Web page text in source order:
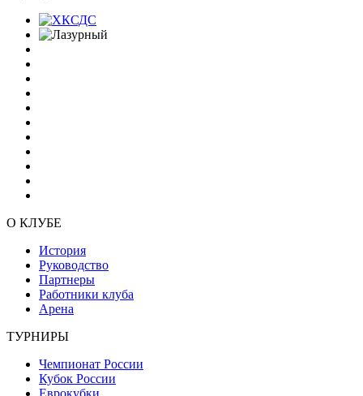
О КЛУБЕ
История
Руководство
Партнеры
Работники клуба
Арена
ТУРНИРЫ
Чемпионат России
Кубок России
Еврокубки